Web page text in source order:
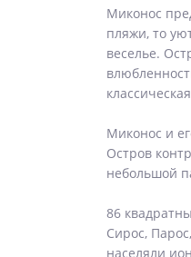
Миконос
пляжи, то
веселье.
Миконос и
Остров
небольшой
86
Сирос,
населяли